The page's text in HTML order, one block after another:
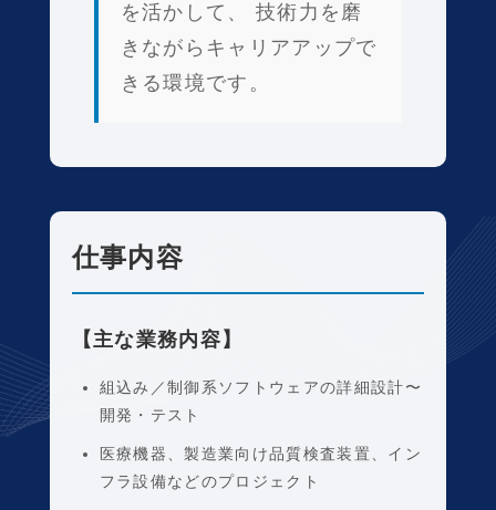
を活かして、 技術力を磨
きながらキャリアアップで
きる環境です。
仕事内容
【主な業務内容】
組込み／制御系ソフトウェアの詳細設計〜
開発・テスト
医療機器、製造業向け品質検査装置、イン
フラ設備などのプロジェクト